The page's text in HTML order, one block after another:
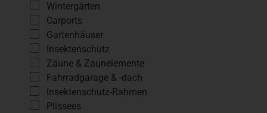
Wintergärten
Carports
Gartenhäuser
Insektenschutz
Zäune & Zaunelemente
Fahrradgarage & -dach
Insektenschutz-Rahmen
Plissees